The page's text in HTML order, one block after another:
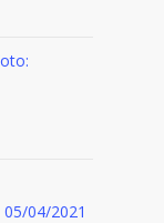
05/04/2021